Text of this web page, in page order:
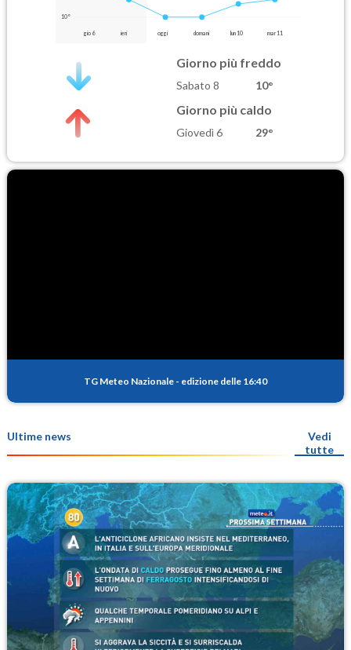
10°
gio 6 ieri oggi domani lun 10 mar 11
Giorno più freddo
Sabato 8 10°
Giorno più caldo
Giovedì 6 29°
TG Meteo Nazionale - edizione delle 16:40
Ultime news
Vedi
tutte